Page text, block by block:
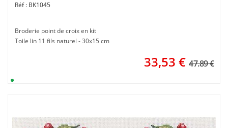
BK1045
Broderie point de croix en kit
Toile lin 11 fils naturel - 30x15 cm
33,53 € 47.89 €